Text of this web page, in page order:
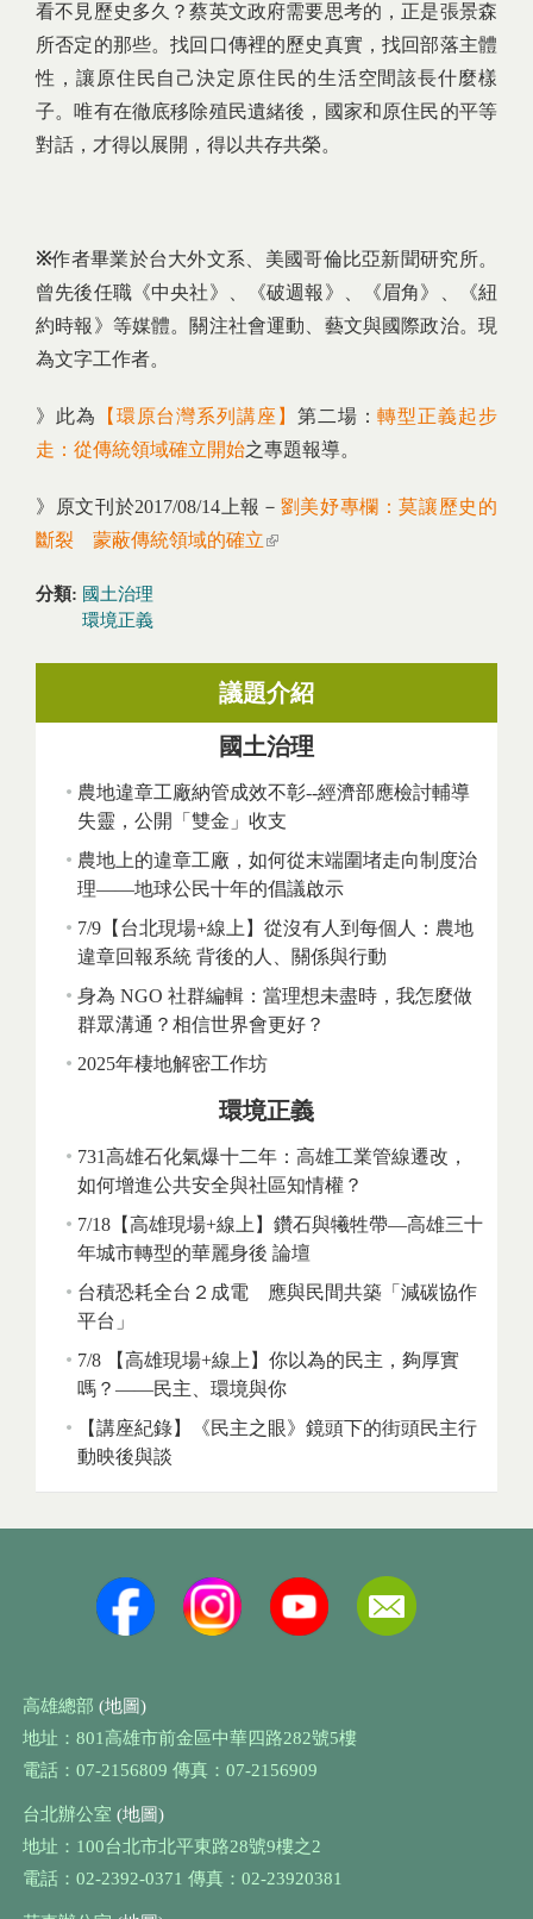
看不見歷史多久？蔡英文政府需要思考的，正是張景森
所否定的那些。找回口傳裡的歷史真實，找回部落主體
性，讓原住民自己決定原住民的生活空間該長什麼樣
子。唯有在徹底移除殖民遺緒後，國家和原住民的平等
對話，才得以展開，得以共存共榮。
※作者畢業於台大外文系、美國哥倫比亞新聞研究所。
曾先後任職《中央社》、《破週報》、《眉角》、《紐
約時報》等媒體。關注社會運動、藝文與國際政治。現
為文字工作者。​
》此為 【環原台灣系列講座】 第二場：轉型正義起步
走：從傳統領域確立開始之專題報導。
》原文刊於2017/08/14上報－ 劉美妤專欄：莫讓歷史的
斷裂 蒙蔽傳統領域的確立(link is external)
分類: 國土治理
環境正義
議題介紹
國土治理
農地違章工廠納管成效不彰--經濟部應檢討輔導
失靈，公開「雙金」收支
農地上的違章工廠，如何從末端圍堵走向制度治
理——地球公民十年的倡議啟示
7/9【台北現場+線上】從沒有人到每個人：農地
違章回報系統 背後的人、關係與行動
身為 NGO 社群編輯：當理想未盡時，我怎麼做
群眾溝通？相信世界會更好？
2025年棲地解密工作坊
環境正義
731高雄石化氣爆十二年：高雄工業管線遷改，
如何增進公共安全與社區知情權？
7/18【高雄現場+線上】鑽石與犧牲帶—高雄三十
年城市轉型的華麗身後 論壇
台積恐耗全台２成電 應與民間共築「減碳協作
平台」
7/8 【高雄現場+線上】你以為的民主，夠厚實
嗎？——民主、環境與你
【講座紀錄】《民主之眼》鏡頭下的街頭民主行
動映後與談
高雄總部 (地圖)
地址：801高雄市前金區中華四路282號5樓
電話：07-2156809 傳真：07-2156909
台北辦公室 (地圖)
地址：100台北市北平東路28號9樓之2
電話：02-2392-0371 傳真：02-23920381